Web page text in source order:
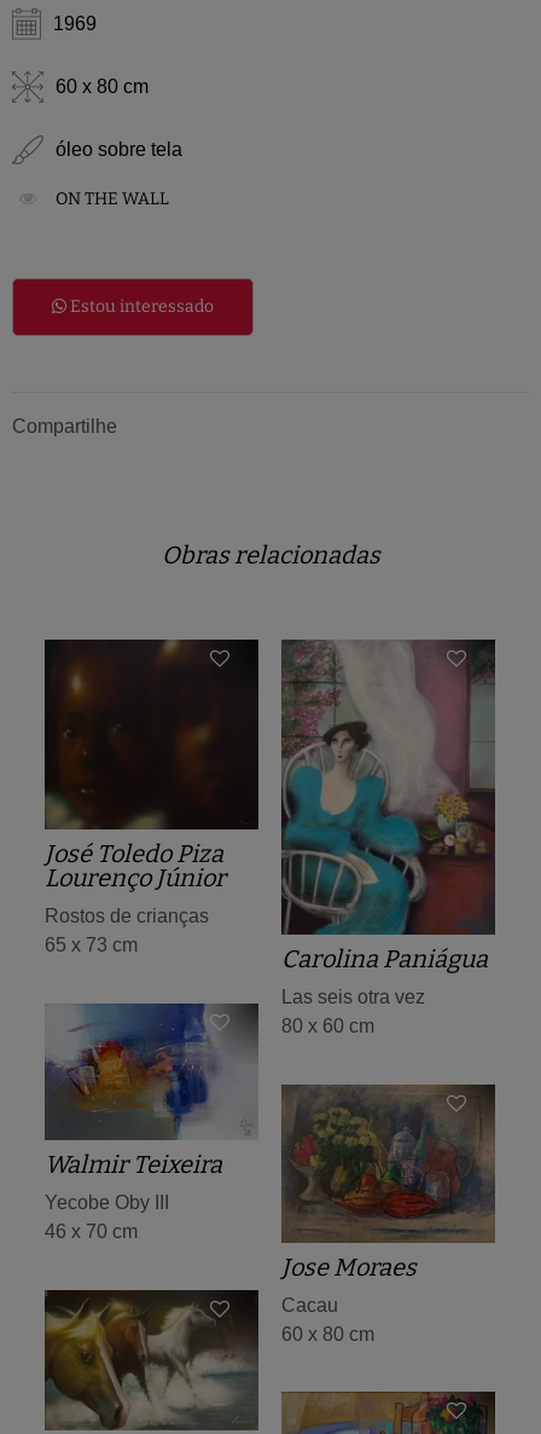
1969
60 x 80 cm
óleo sobre tela
ON THE WALL
Estou interessado
Compartilhe
Obras relacionadas
José Toledo Piza
Lourenço Júnior
Rostos de crianças
65 x 73 cm
Carolina Paniágua
Las seis otra vez
80 x 60 cm
Walmir Teixeira
Yecobe Oby III
46 x 70 cm
Jose Moraes
Cacau
60 x 80 cm